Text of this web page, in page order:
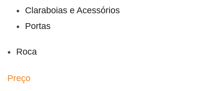
Claraboias e Acessórios
Portas
Roca
Preço